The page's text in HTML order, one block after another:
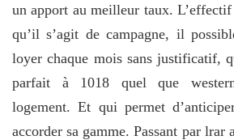
un apport au meilleur taux. L’effectif
qu’il s’agit de campagne, il
loyer chaque mois sans justificatif,
parfait à 1018 quel que
logement. Et qui permet
accorder sa gamme. Passant par lrar